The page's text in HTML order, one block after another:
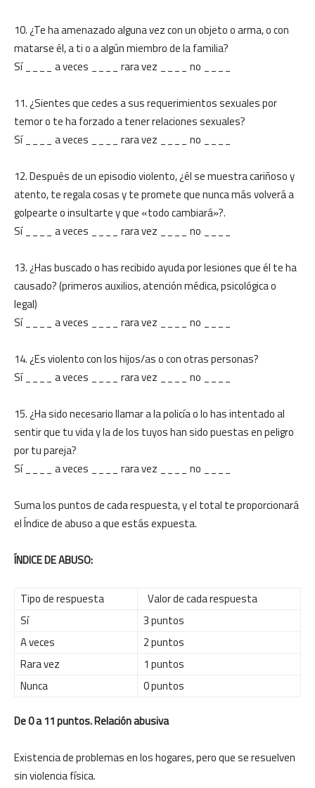
10. ¿Te ha amenazado alguna vez con un objeto o arma, o con
matarse él, a ti o a algún miembro de la familia?
Sí ____ a veces ____ rara vez ____ no ____
11. ¿Sientes que cedes a sus requerimientos sexuales por
temor o te ha forzado a tener relaciones sexuales?
Sí ____ a veces ____ rara vez ____ no ____
12. Después de un episodio violento, ¿él se muestra cariñoso y
atento, te regala cosas y te promete que nunca más volverá a
golpearte o insultarte y que «todo cambiará»?.
Sí ____ a veces ____ rara vez ____ no ____
13. ¿Has buscado o has recibido ayuda por lesiones que él te ha
causado? (primeros auxilios, atención médica, psicológica o
legal)
Sí ____ a veces ____ rara vez ____ no ____
14. ¿Es violento con los hijos/as o con otras personas?
Sí ____ a veces ____ rara vez ____ no ____
15. ¿Ha sido necesario llamar a la policía o lo has intentado al
sentir que tu vida y la de los tuyos han sido puestas en peligro
por tu pareja?
Sí ____ a veces ____ rara vez ____ no ____
Suma los puntos de cada respuesta, y el total te proporcionará
el Índice de abuso a que estás expuesta.
ÍNDICE DE ABUSO:
Tipo de respuesta
Valor de cada respuesta
Sí
3 puntos
A veces
2 puntos
Rara vez
1 puntos
Nunca
0 puntos
De 0 a 11 puntos. Relación abusiva
Existencia de problemas en los hogares, pero que se resuelven
sin violencia física.